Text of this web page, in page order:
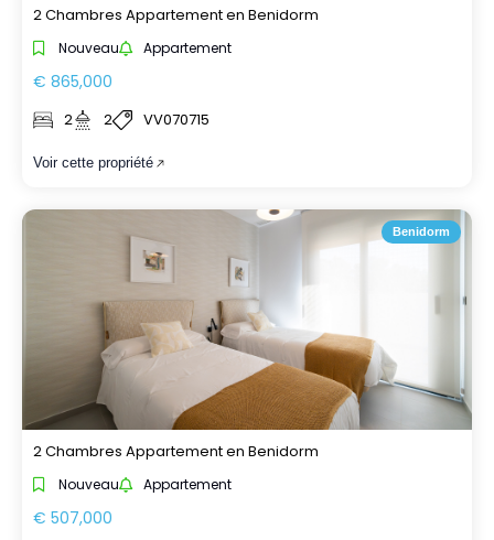
2 Chambres Appartement en Benidorm
Nouveau Appartement
€ 865,000
2 2 VV070715
Voir cette propriété
Benidorm
2 Chambres Appartement en Benidorm
Nouveau Appartement
€ 507,000